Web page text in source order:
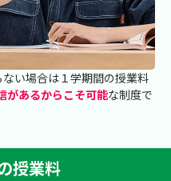
い場合は１学期間の授業料
があるからこそ可能な制度で
授業料